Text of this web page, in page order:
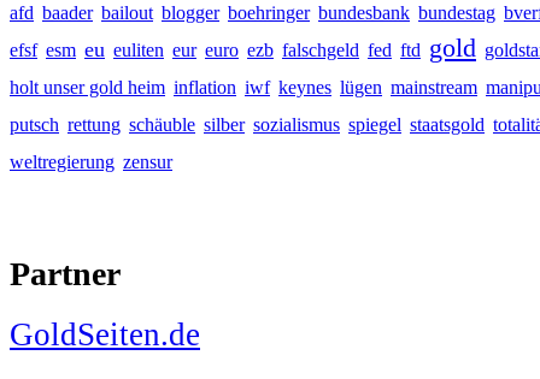
afd baader bailout blogger boehringer bundesbank bundestag
efsf esm eu euliten eur euro ezb falschgeld fed ftd gold
holt unser gold heim inflation iwf keynes lügen mainstream
putsch rettung schäuble silber sozialismus spiegel staatsgold
weltregierung zensur
Partner
GoldSeiten.de